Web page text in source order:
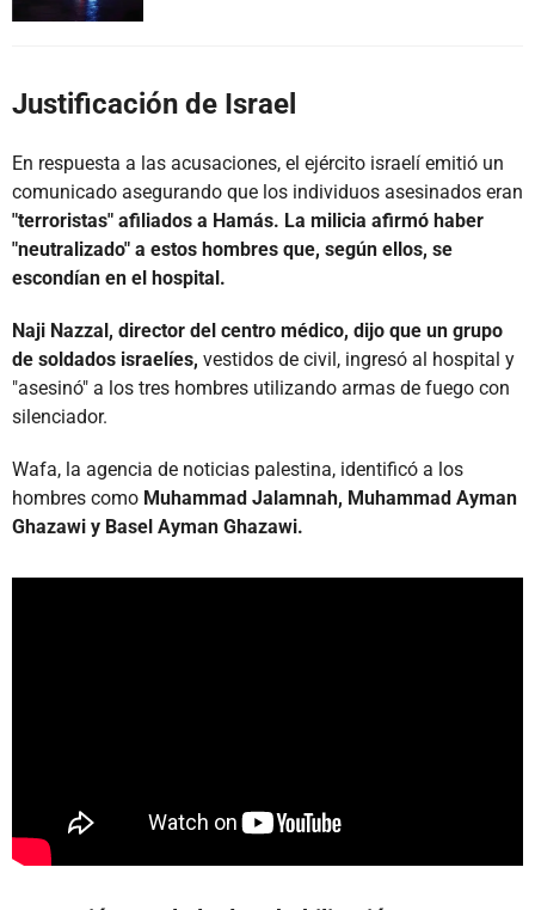
Justificación de Israel
En respuesta a las acusaciones, el ejército israelí emitió un
comunicado asegurando que los individuos asesinados eran
"terroristas" afiliados a Hamás. La milicia afirmó haber
"neutralizado" a estos hombres que, según ellos, se
escondían en el hospital.
Naji Nazzal, director del centro médico, dijo que un grupo
de soldados israelíes, vestidos de civil, ingresó al hospital y
"asesinó" a los tres hombres utilizando armas de fuego con
silenciador.
Wafa, la agencia de noticias palestina, identificó a los
hombres como Muhammad Jalamnah, Muhammad Ayman
Ghazawi y Basel Ayman Ghazawi.